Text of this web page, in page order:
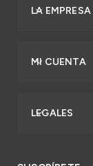
LA EMPRESA
MI CUENTA
LEGALES